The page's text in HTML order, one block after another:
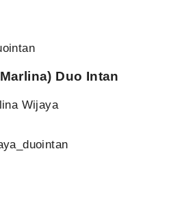
Duo Intan
Wijaya